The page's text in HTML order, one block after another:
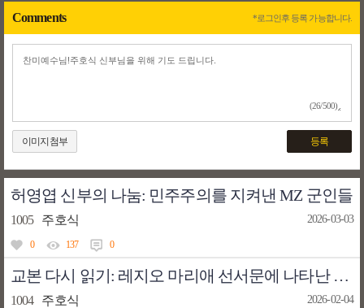
Comments *로그인후 등록 가능합니다.
(26/500)
이미지첨부 등록
허영엽 신부의 나눔: 민주주의를 지켜낸 MZ 군인들
1005 주호식 2026-03-03
0 137 0
교본 다시 읽기: 레지오 마리애 선서문에 나타난 신학적 문제점 (3)
1004 주호식 2026-02-04